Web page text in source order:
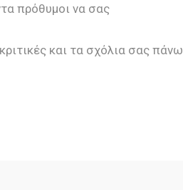
πρόθυμοι να σας
και τα σχόλια σας πάνω